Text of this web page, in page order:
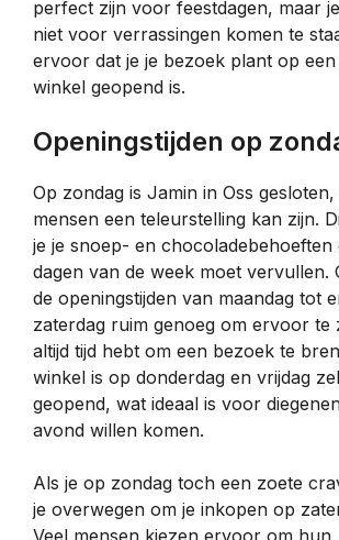
perfect zijn voor feestdagen, maar
niet voor verrassingen komen te
ervoor dat je je bezoek plant op een
winkel geopend is.
Openingstijden op
Op zondag is Jamin in Oss
mensen een teleurstelling kan zijn.
je je snoep- en chocoladebehoeften
dagen van de week moet vervullen.
de openingstijden van maandag tot
zaterdag ruim genoeg om ervoor te
altijd tijd hebt om een bezoek te
winkel is op donderdag en vrijdag
geopend, wat ideaal is voor
avond willen komen.
Als je op zondag toch een zoete
je overwegen om je inkopen op